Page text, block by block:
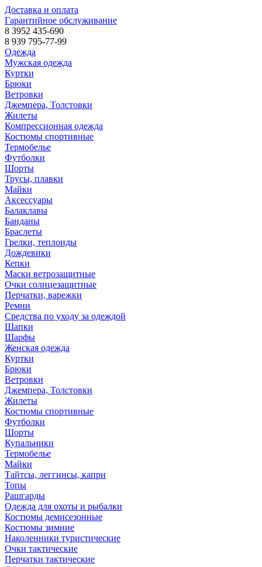
Доставка и оплата
Гарантийное обслуживание
8 3952 435-690
8 939 795-77-99
Одежда
Мужская одежда
Куртки
Брюки
Ветровки
Джемпера, Толстовки
Жилеты
Компрессионная одежда
Костюмы спортивные
Термобелье
Футболки
Шорты
Трусы, плавки
Майки
Аксессуары
Балаклавы
Банданы
Браслеты
Грелки, теплоиды
Дождевики
Кепки
Маски ветрозащитные
Очки солнцезащитные
Перчатки, варежки
Ремни
Средства по уходу за одеждой
Шапки
Шарфы
Женская одежда
Куртки
Брюки
Ветровки
Джемпера, Толстовки
Жилеты
Костюмы спортивные
Футболки
Шорты
Купальники
Термобелье
Майки
Тайтсы, леггинсы, капри
Топы
Рашгарды
Одежда для охоты и рыбалки
Костюмы демисезонные
Костюмы зимние
Наколенники туристические
Очки тактические
Перчатки тактические